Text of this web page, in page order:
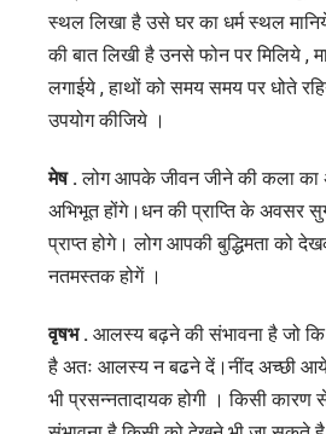
स्थल लिखा है उसे घर का धर्म स्थल
की बात लिखी है उनसे फोन पर मिलिये ,
लगाईये , हाथों को समय समय पर धोते
उपयोग कीजिये ।
मेष .लोग आपके जीवन जीने की कला
अभिभूत होंगे।धन की प्राप्ति के अवसर
प्राप्त होगे। लोग आपकी बुद्धिमता को
नतमस्तक होगें ।
वृषभ . आलस्य बढ़ने की संभावना है जो कि
है अतः आलस्य न बढने दें।नींद अच्छी
भी प्रसन्नतादायक होगी । किसी